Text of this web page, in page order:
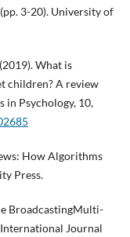
3-20). University of
What is
children? A review
Psychology, 10,
How Algorithms
Press.
BroadcastingMulti-
Journal